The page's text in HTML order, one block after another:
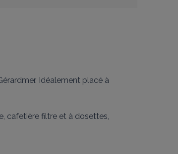
Idéalement placé à
cafetière filtre et à dosettes,